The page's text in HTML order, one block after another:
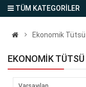
TÜM KATEGORİLER
Ekonomik Tütsü
EKONOMIK TÜTSÜ